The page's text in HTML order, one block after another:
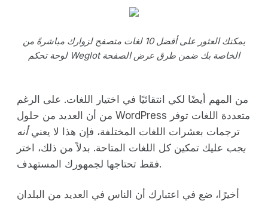
يمكنك العثور على أفضل 10 لغات متصفح لزوارك مباشرةً من
لوحة تحكم Weglot الخاصة بك ضمن طرق عرض الصفحة
من المهم أيضًا لكي انتقائيًا في اختيار اللغات. على الرغم
من أن العديد من حلول WordPress متعددة اللغات توفر
ترجمات بعشرات اللغات المختلفة، فإن هذا لا يعنيأنه
يجب عليك تمكين كل اللغات المتاحة. بدلاً من ذلك، اختر
فقط تحتاجها لجمهورك المستهدف.
أخيرًا، ضع في اعتبارك أن الناس في العديد من البلدان